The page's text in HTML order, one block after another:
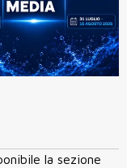
la sezione